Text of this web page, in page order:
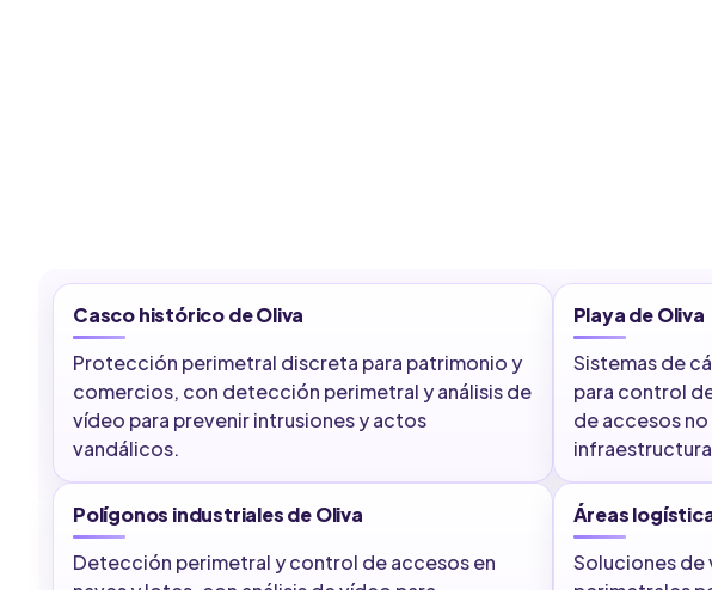
Casco histórico de Oliva
Protección perimetral discreta para patrimonio y
comercios, con detección perimetral y análisis de
vídeo para prevenir intrusiones y actos
vandálicos.
Playa de Oliva
Sistemas de
para control
de accesos
Polígonos industriales de Oliva
Detección perimetral y control de accesos en
Áreas
Soluciones de